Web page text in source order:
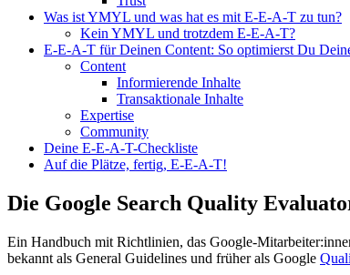
Was ist YMYL und was hat es mit E-E-A-T zu tun?
Kein YMYL und trotzdem E-E-A-T?
E-E-A-T für Deinen Content: So optimierst Du
Content
Informierende Inhalte
Transaktionale Inhalte
Expertise
Community
Deine E-E-A-T-Checkliste
Auf die Plätze, fertig, E-E-A-T!
Die Google Search Quality
Ein Handbuch mit Richtlinien, das Google-
bekannt als General Guidelines und früher als Google